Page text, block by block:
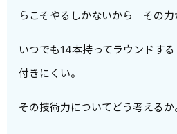
らこそやるしかないから その力
いつでも14本持ってラウンドす
付きにくい。
その技術力についてどう考えるか